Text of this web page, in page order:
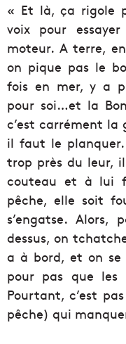
« Et là, ça rigole
voix pour
moteur. A terre,
on pique pas le
fois en mer, y a
pour soi…et la
c’est carrément la
il faut le
trop près du leur,
couteau et à lui
pêche, elle soit
s’engatse. Alors,
dessus, on
a à bord, et on se
pour pas que les
Pourtant, c’est
pêche) qui